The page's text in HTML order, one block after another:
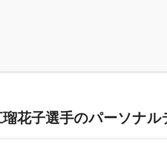
瑠花子選手のパーソナル